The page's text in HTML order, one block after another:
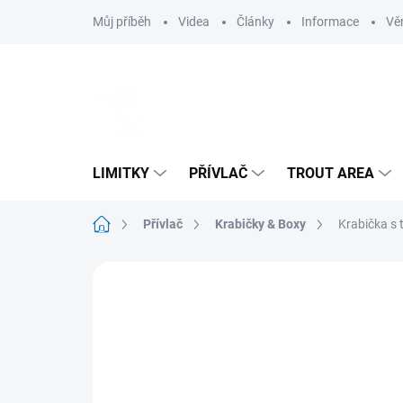
Můj příběh Videa Články Informace
LIMITKY PŘÍVLAČ TROUT AREA
Domů Přívlač Krabičky & Boxy Krabička s